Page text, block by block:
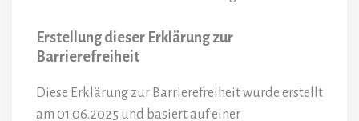
Erstellung dieser Erklärung zur
Barrierefreiheit
Diese Erklärung zur Barrierefreiheit wurde erstellt
am 01.06.2025 und basiert auf einer